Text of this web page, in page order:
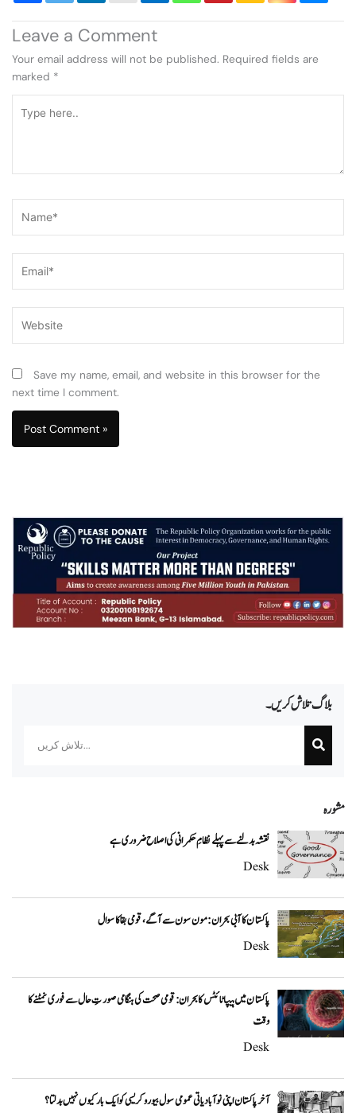
بلاگ تلاش کریں۔
مشورہ
نقشہ بدلنے سے پہلے نظامِ حکمرانی کی اصلاح ضروری ہے
Desk
پاکستان کا آبی بحران: مون سون سے آگے، قومی بقا کا سوال
Desk
پاکستان میں ہیپاٹائٹس کا بحران: قومی صحت کی ہنگامی صورتِ حال سے فوری نمٹنے کا
وقت
Desk
آخر پاکستان اپنی نوآبادیاتی عمومی سول بیوروکریسی کو ایک بار کیوں نہیں بدلتا؟
Leave a Comment
Your email address will not be published. Required fields are
marked *
here..
Save my name, email, and website in this browser for the
next time I comment.